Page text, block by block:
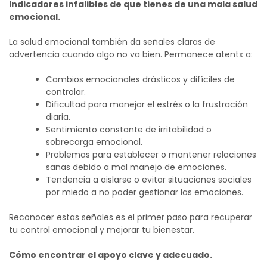
Indicadores infalibles de que tienes de una mala salud
emocional.
La salud emocional también da señales claras de
advertencia cuando algo no va bien. Permanece atentx a:
Cambios emocionales drásticos y difíciles de
controlar.
Dificultad para manejar el estrés o la frustración
diaria.
Sentimiento constante de irritabilidad o
sobrecarga emocional.
Problemas para establecer o mantener relaciones
sanas debido a mal manejo de emociones.
Tendencia a aislarse o evitar situaciones sociales
por miedo a no poder gestionar las emociones.
Reconocer estas señales es el primer paso para recuperar
tu control emocional y mejorar tu bienestar.
Cómo encontrar el apoyo clave y adecuado.